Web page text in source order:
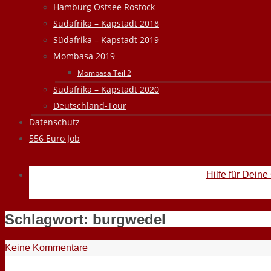
Hamburg Ostsee Rostock
Südafrika – Kapstadt 2018
Südafrika – Kapstadt 2019
Mombasa 2019
Mombasa Teil 2
Südafrika – Kapstadt 2020
Deutschland-Tour
Datenschutz
556 Euro Job
Hilfe für Deine
Schlagwort: burgwedel
Keine Kommentare